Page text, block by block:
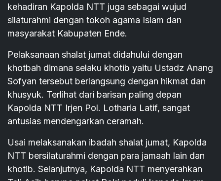
kehadiran Kapolda NTT juga sebagai wujud
silaturahmi dengan tokoh agama Islam dan
masyarakat Kabupaten Ende.
Pelaksanaan shalat jumat didahului dengan
khotbah dimana selaku khotib yaitu Ustadz Anang
Sofyan tersebut berlangsung dengan hikmat dan
khusyuk. Terlihat dari barisan paling depan
Kapolda NTT Irjen Pol. Lotharia Latif, sangat
antusias mendengarkan ceramah.
Usai melaksanakan ibadah shalat jumat, Kapolda
NTT bersilaturahmi dengan para jamaah lain dan
khotib. Selanjutnya, Kapolda NTT menyerahkan